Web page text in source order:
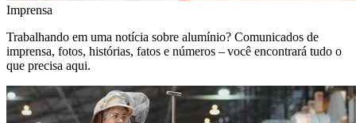
Imprensa
Trabalhando em uma notícia sobre alumínio? Comunicados de
imprensa, fotos, histórias, fatos e números – você encontrará tudo o
que precisa aqui.